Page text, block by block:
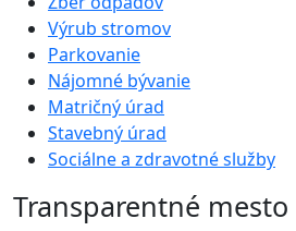
Výrub stromov
Parkovanie
Nájomné bývanie
Matričný úrad
Stavebný úrad
Sociálne a zdravotné služby
Transparentné mesto